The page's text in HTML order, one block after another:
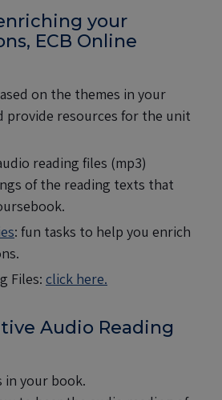
your
ECB Online
on the themes in your
provide resources for the unit
reading files (mp3)
of the reading texts that
: fun tasks to help you enrich
Files: click here.
Audio Reading
your book.